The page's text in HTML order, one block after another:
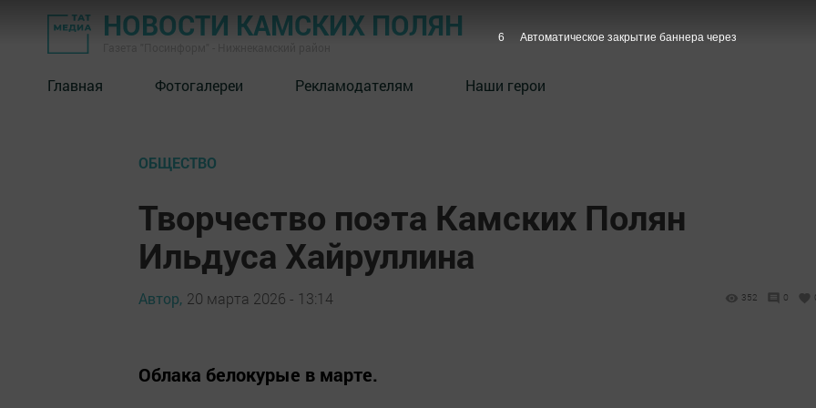
НОВОСТИ КАМСКИХ ПОЛЯН
Главная Фотогалереи Рекламодателям Наши герои
ОБЩЕСТВО
Творчество поэта Камских Полян
Ильдуса Хайруллина
Автор, 20 марта 2026 - 13:14 352 0
Облака белокурые в марте.
5 Автоматическое закрытие баннера через